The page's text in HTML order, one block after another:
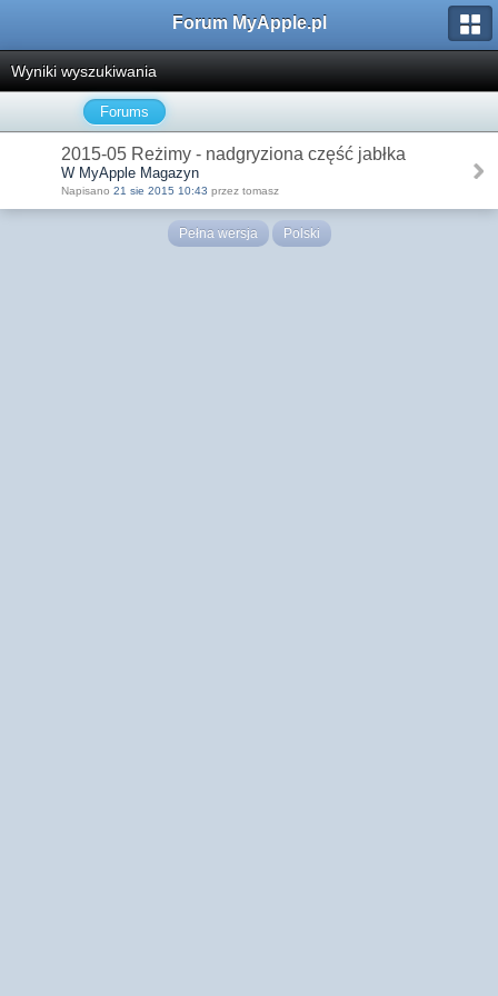
Forum MyApple.pl
Wyniki wyszukiwania
Forums
2015-05 Reżimy - nadgryziona część jabłka
W MyApple Magazyn
Napisano 21 sie 2015 10:43 przez tomasz
Pełna wersja Polski